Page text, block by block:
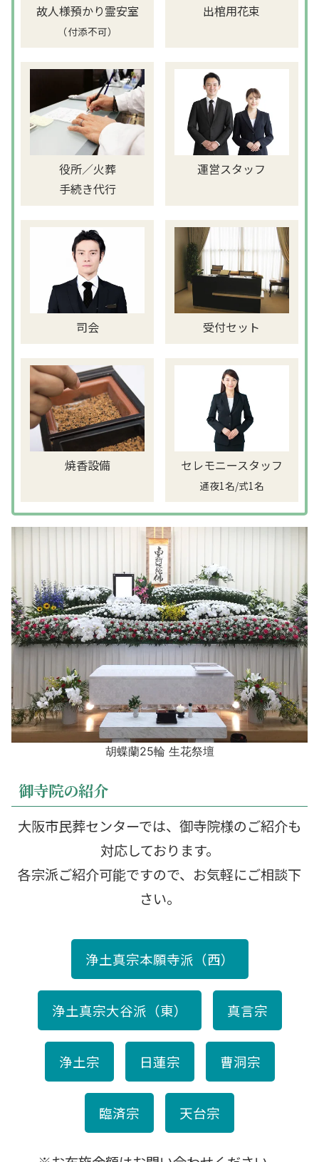
故人様預かり霊安室
（付添不可）
出棺用花束
役所／火葬
手続き代行
運営スタッフ
司会 受付セット
焼香設備 セレモニースタッフ
通夜1名/式1名
胡蝶蘭25輪 生花祭壇
御寺院の紹介
大阪市民葬センターでは、御寺院様のご紹介も
対応しております。
各宗派ご紹介可能ですので、お気軽にご相談下
さい。
浄土真宗本願寺派（西）
浄土真宗大谷派（東） 真言宗
浄土宗 日蓮宗 曹洞宗
臨済宗 天台宗